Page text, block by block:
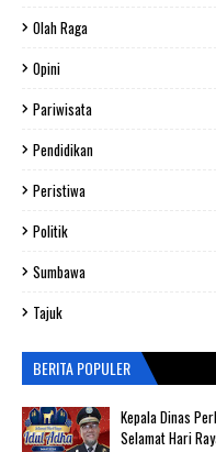
Olah Raga
Opini
Pariwisata
Pendidikan
Peristiwa
Politik
Sumbawa
Tajuk
BERITA POPULER
Kepala Dinas
Selamat Hari